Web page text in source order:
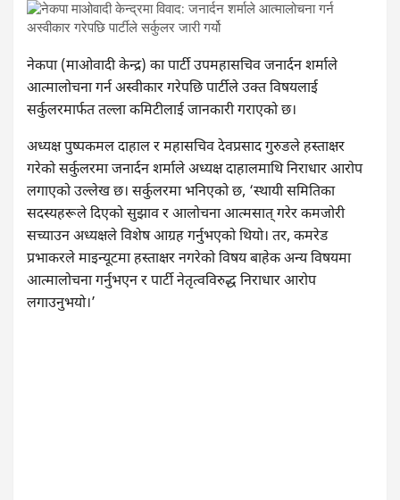
नेकपा (माओवादी केन्द्र) का पार्टी उपमहासचिव जनार्दन शर्माले
आत्मालोचना गर्न अस्वीकार गरेपछि पार्टीले उक्त विषयलाई
सर्कुलरमार्फत तल्ला कमिटीलाई जानकारी गराएको छ।
अध्यक्ष पुष्पकमल दाहाल र महासचिव देवप्रसाद गुरुङले हस्ताक्षर
गरेको सर्कुलरमा जनार्दन शर्माले अध्यक्ष दाहालमाथि निराधार आरोप
लगाएको उल्लेख छ। सर्कुलरमा भनिएको छ, ‘स्थायी समितिका
सदस्यहरूले दिएको सुझाव र आलोचना आत्मसात् गरेर कमजोरी
सच्याउन अध्यक्षले विशेष आग्रह गर्नुभएको थियो। तर, कमरेड
प्रभाकरले माइन्यूटमा हस्ताक्षर नगरेको विषय बाहेक अन्य विषयमा
आत्मालोचना गर्नुभएन र पार्टी नेतृत्वविरुद्ध निराधार आरोप
लगाउनुभयो।’